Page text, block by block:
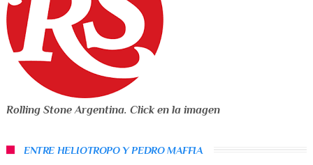
Rolling Stone Argentina. Click en la imagen
ENTRE HELIOTROPO Y PEDRO MAFFIA